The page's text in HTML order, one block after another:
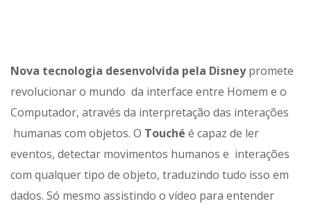
Nova tecnologia desenvolvida pela Disneypromete
revolucionar o mundo da interface entre Homem e o
Computador, através da interpretação das interações
humanas com objetos. O Touché é capaz de ler
eventos, detectar movimentos humanos e interações
com qualquer tipo de objeto, traduzindo tudo isso em
dados. Só mesmo assistindo o vídeo para entender